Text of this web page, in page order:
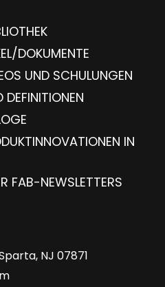
DOKUMENTE
UND SCHULUNGEN
DEFINITIONEN
IN
FAB-NEWSLETTERS
NJ 07871